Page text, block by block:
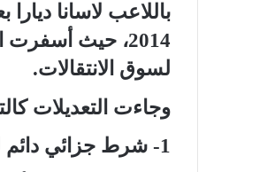
باللاعب لاسانا
2014، حيث
لسوق الانتقالات.
وجاءت التعديلات
1- شرط جزائي دائم لكل اللاعبين طوال مدة العقدة: